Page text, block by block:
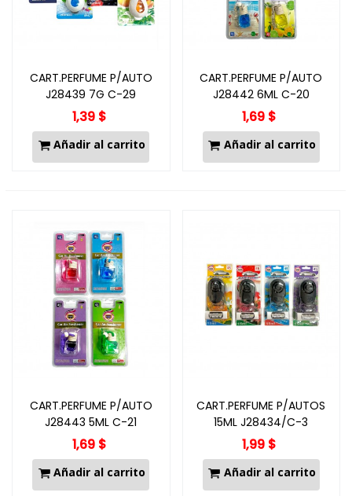
CART.PERFUME P/AUTO
J28439 7G C-29
1,39 $
Añadir al carrito
CART.PERFUME P/AUTO
J28442 6ML C-20
1,69 $
Añadir al carrito
CART.PERFUME P/AUTO
J28443 5ML C-21
1,69 $
Añadir al carrito
CART.PERFUME P/AUTOS
15ML J28434/C-3
1,99 $
Añadir al carrito